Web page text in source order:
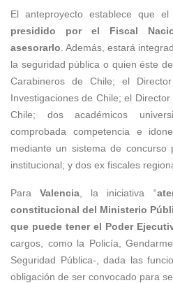
El anteproyecto establece que el
presidido por el Fiscal
asesorarlo. Además, estará
la seguridad pública o quien éste
Carabineros de Chile; el
Investigaciones de Chile; el
Chile; dos académicos
comprobada competencia e
mediante un sistema de concurso
institucional; y dos ex fiscales
ParaValencia, la iniciativa “
constitucional del Ministerio
que puede tener el Poder
cargos, como la Policía,
Seguridad Pública-, dada las
obligación de ser convocado para